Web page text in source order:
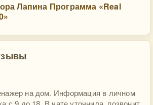
Лапина Программа «Real
на дом. Информация в личном